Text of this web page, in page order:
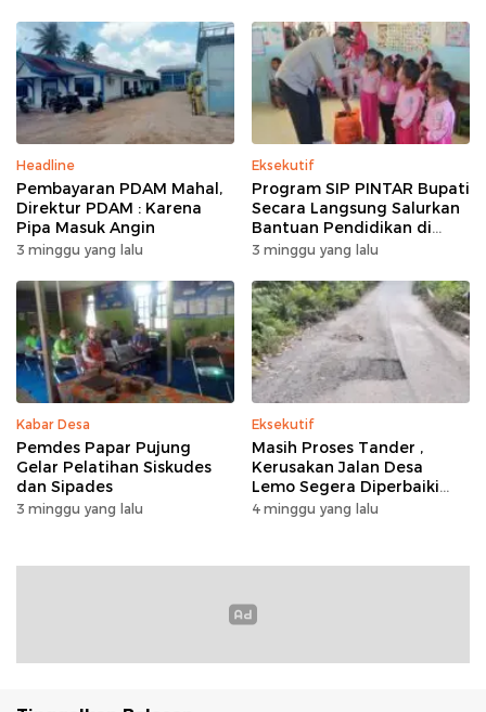
Headline
Pembayaran PDAM Mahal,
Direktur PDAM : Karena
Pipa Masuk Angin
3 minggu yang lalu
Eksekutif
Program SIP PINTAR Bupati
Secara Langsung Salurkan
Bantuan Pendidikan di
Desa Mampuak ll
3 minggu yang lalu
Kabar Desa
Pemdes Papar Pujung
Gelar Pelatihan Siskudes
dan Sipades
3 minggu yang lalu
Eksekutif
Masih Proses Tander ,
Kerusakan Jalan Desa
Lemo Segera Diperbaiki
Tahun Ini
4 minggu yang lalu